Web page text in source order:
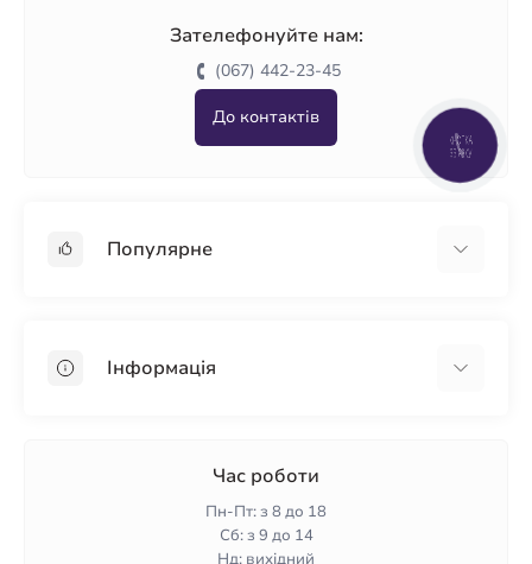
Зателефонуйте нам:
(067) 442-23-45
До контактів
Популярне
ПінопластІнформація
Гарантія та повернення
Час роботи
Пн-Пт: з 8 до 18
Сб: з 9 до 14
Нд: вихідний
КНОПКА
ЗВ'ЯЗКУ